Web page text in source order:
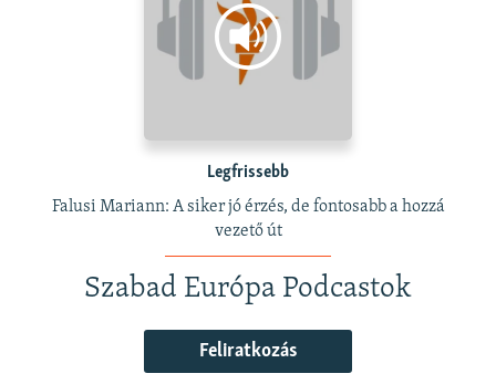
Legfrissebb
Falusi Mariann: A siker jó érzés, de fontosabb a hozzá
vezető út
Szabad Európa Podcastok
Feliratkozás